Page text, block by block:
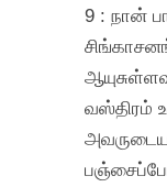
9 : நான்
வஸ்திரம்